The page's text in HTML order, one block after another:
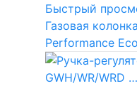
Быстрый
Газовая
Performance Eco